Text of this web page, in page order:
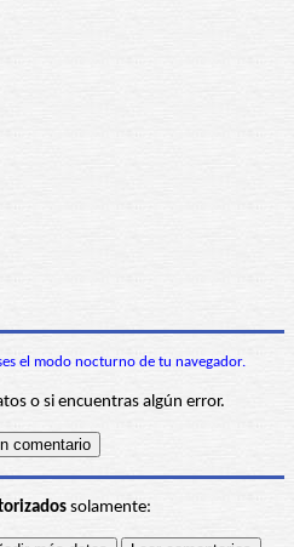
el modo nocturno de tu navegador.
o si encuentras algún error.
solamente: